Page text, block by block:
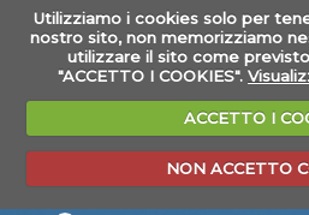
Utilizziamo i cookies solo per
nostro sito, non memorizziamo
utilizzare il sito come
"ACCETTO I COOKIES".
ACCETTO I
NON ACCETTO